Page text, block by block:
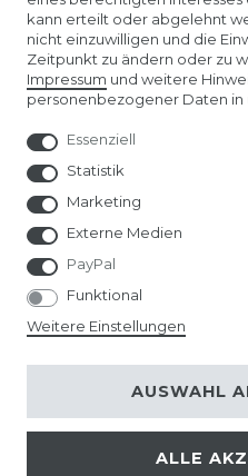
AMAZON STORE
SPIELWARENMESSE
© Copyright 2026 |
kann erteilt oder abgelehnt
nicht einzuwilligen und die
Zeitpunkt zu ändern oder zu
Impressum und weitere
personenbezogener Daten in
Essenziell
Statistik
Marketing
Externe Medien
PayPal
Funktional
Weitere Einstellungen
ALLE
AUSWAHL